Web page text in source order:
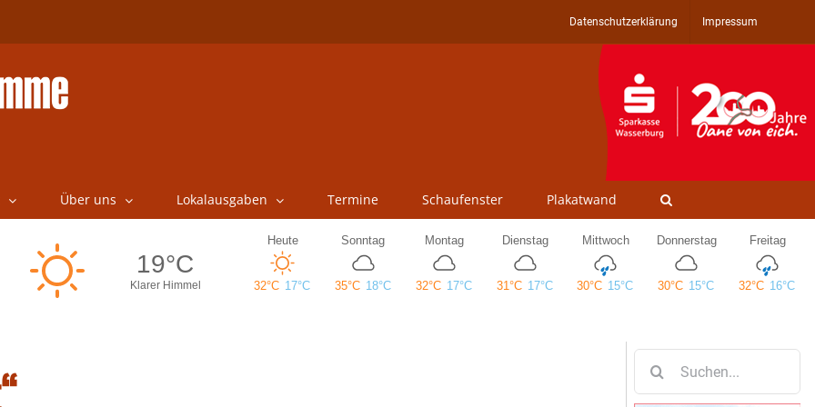
Datenschutzerklärung Impressum
Über uns Lokalausgaben Termine Schaufenster Plakatwand
nach: